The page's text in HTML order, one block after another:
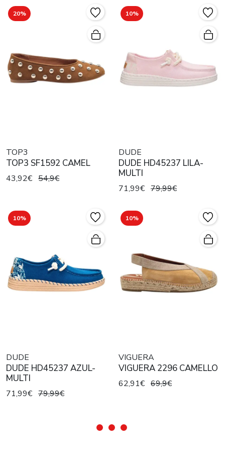
20%
TOP3
TOP3 SF1592 CAMEL
43,92€ 54,9€
10%
DUDE
DUDE HD45237 LILA-
MULTI
71,99€ 79,99€
10%
DUDE
DUDE HD45237 AZUL-
MULTI
71,99€ 79,99€
10%
VIGUERA
VIGUERA 2296 CAMELLO
62,91€ 69,9€